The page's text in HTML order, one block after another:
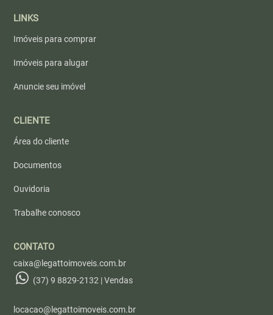
LINKS
Imóveis para comprar
Imóveis para alugar
Anuncie seu imóvel
CLIENTE
Área do cliente
Documentos
Ouvidoria
Trabalhe conosco
CONTATO
caixa@legattoimoveis.com.br
(37) 9 8829-2132 | Vendas
locacao@legattoimoveis.com.br